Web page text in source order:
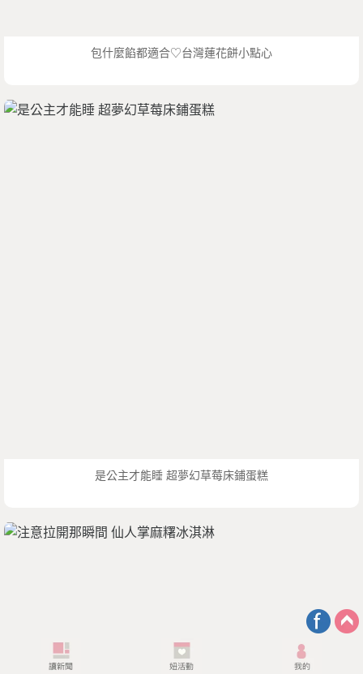
包什麼餡都適合♡台灣蓮花餅小點心
是公主才能睡 超夢幻草莓床鋪蛋糕